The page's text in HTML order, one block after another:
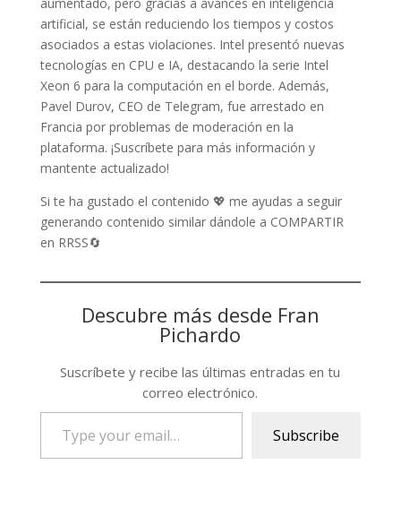
artificial, se están reduciendo los tiempos y costos
asociados a estas violaciones. Intel presentó nuevas
tecnologías en CPU e IA, destacando la serie Intel
Xeon 6 para la computación en el borde. Además,
Pavel Durov, CEO de Telegram, fue arrestado en
Francia por problemas de moderación en la
plataforma. ¡Suscríbete para más información y
mantente actualizado!
Si te ha gustado el contenido 💖 me ayudas a seguir
generando contenido similar dándole a COMPARTIR
en RRSS🔄
Descubre más desde Fran
Pichardo
Suscríbete y recibe las últimas entradas en tu
correo electrónico.
email…
Subscribe